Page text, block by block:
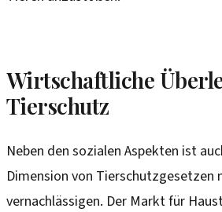
Wirtschaftliche
Tierschutz
Neben den sozialen Aspekten ist
Dimension von Tierschutzgesetzen
vernachlässigen. Der Markt für